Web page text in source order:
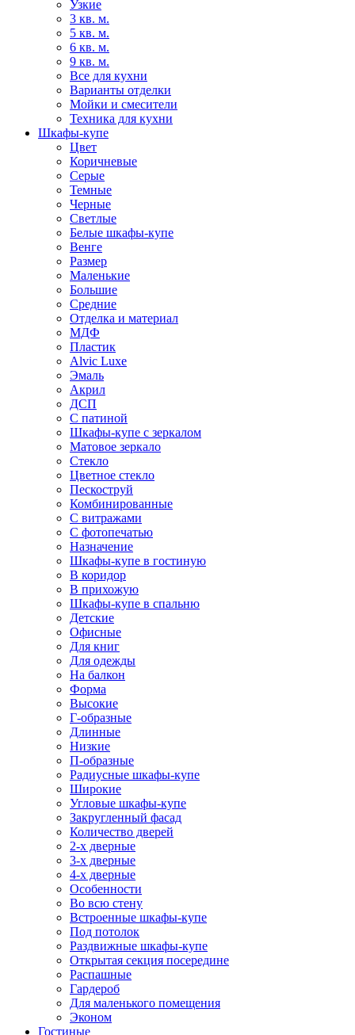
Узкие
3 кв. м.
5 кв. м.
6 кв. м.
9 кв. м.
Все для кухни
Варианты отделки
Мойки и смесители
Техника для кухни
Шкафы-купе
Цвет
Коричневые
Серые
Темные
Черные
Светлые
Белые шкафы-купе
Венге
Размер
Маленькие
Большие
Средние
Отделка и материал
МДФ
Пластик
Alvic Luxe
Эмаль
Акрил
ДСП
С патиной
Шкафы-купе с зеркалом
Матовое зеркало
Стекло
Цветное стекло
Пескоструй
Комбинированные
С витражами
С фотопечатью
Назначение
Шкафы-купе в гостиную
В коридор
В прихожую
Шкафы-купе в спальню
Детские
Офисные
Для книг
Для одежды
На балкон
Форма
Высокие
Г-образные
Длинные
Низкие
П-образные
Радиусные шкафы-купе
Широкие
Угловые шкафы-купе
Закругленный фасад
Количество дверей
2-х дверные
3-х дверные
4-х дверные
Особенности
Во всю стену
Встроенные шкафы-купе
Под потолок
Раздвижные шкафы-купе
Открытая секция посередине
Распашные
Гардероб
Для маленького помещения
Эконом
Гостиные